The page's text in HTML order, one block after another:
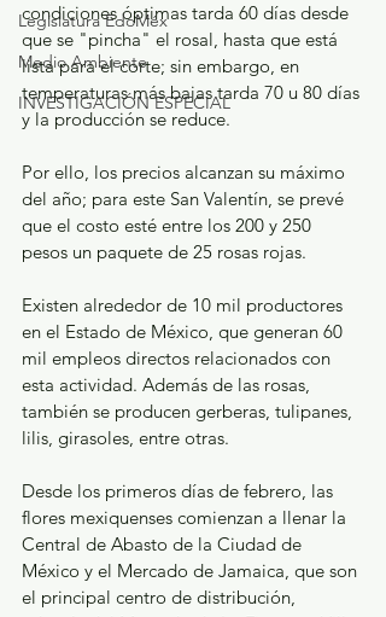
Legislatura EdoMéx
Medio Ambiente
INVESTIGACIÓN ESPECIAL
condiciones óptimas tarda 60 días desde
que se "pincha" el rosal, hasta que está
lista para el corte; sin embargo, en
temperaturas más bajas tarda 70 u 80 días
y la producción se reduce.
Por ello, los precios alcanzan su máximo
del año; para este San Valentín, se prevé
que el costo esté entre los 200 y 250
pesos un paquete de 25 rosas rojas.
Existen alrededor de 10 mil productores
en el Estado de México, que generan 60
mil empleos directos relacionados con
esta actividad. Además de las rosas,
también se producen gerberas, tulipanes,
lilis, girasoles, entre otras.
Desde los primeros días de febrero, las
flores mexiquenses comienzan a llenar la
Central de Abasto de la Ciudad de
México y el Mercado de Jamaica, que son
el principal centro de distribución,